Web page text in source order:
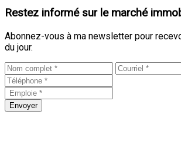
Restez informé sur le marché
Abonnez-vous à ma newsletter pour
du jour.
Envoyer